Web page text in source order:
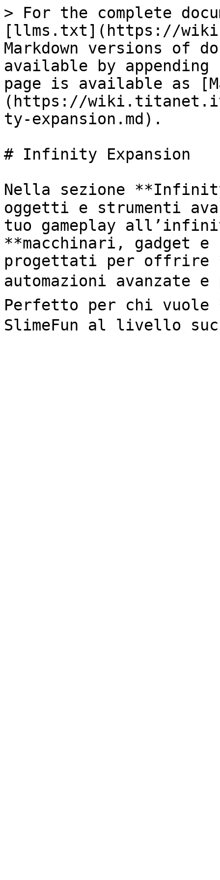
> For the complete
[llms.txt](https://
Markdown versions of
available by
page is available as
(https://
ty-expansion.md).
# Infinity Expansion
Nella sezione
oggetti e strumenti
tuo gameplay
**macchinari, gadget
progettati per offrire
automazioni
Perfetto per chi vuole